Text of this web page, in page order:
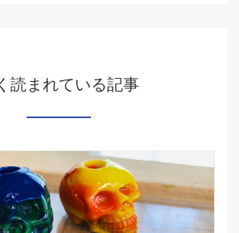
読まれている記事